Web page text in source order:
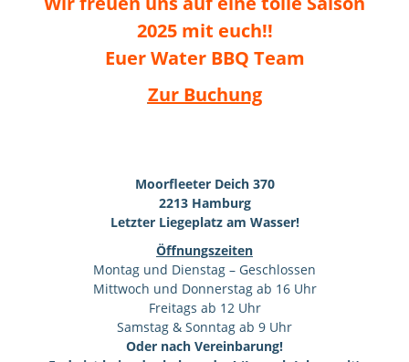
2025 mit euch!!
Euer Water BBQ Team
2213 Hamburg
Letzter Liegeplatz am Wasser!
Öffnungszeiten
Montag und Dienstag – Geschlossen
Mittwoch und Donnerstag ab 16 Uhr
Freitags ab 12 Uhr
Samstag & Sonntag ab 9 Uhr
Oder nach Vereinbarung!
Ende ist beim dunkel werden! (Je nach Jahreszeit)